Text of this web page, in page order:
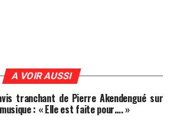
A VOIR AUSSI
tranchant de Pierre Akendengué sur
: « Elle est faite pour…. »